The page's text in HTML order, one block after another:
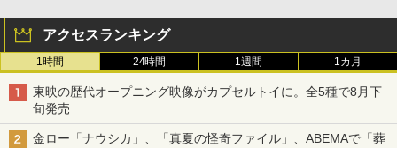
アクセスランキング
1時間 24時間 1週間 1カ月
東映の歴代オープニング映像がカプセルトイに。全5種で8月下
旬発売
金ロー「ナウシカ」、「真夏の怪奇ファイル」、ABEMAで「葬